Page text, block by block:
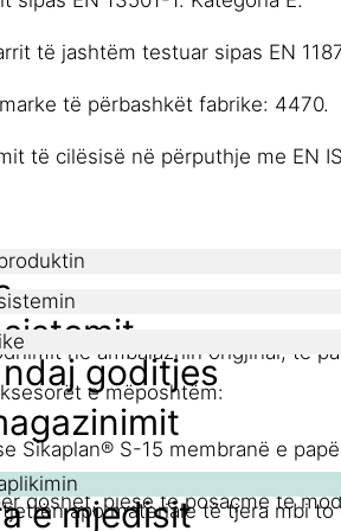
të jashtëm testuar sipas EN
të përbashkët fabrike: 4470.
të cilësisë në përputhje me EN
në ambalazhin origjinal, të
midis +5°C dhe +30°C në
apo materiale të tjera mbi
e mëposhtëm:
Sikaplan® S-15 membranë e
qoshet, pjesë të posaçme të
goditjes
e mjedisit